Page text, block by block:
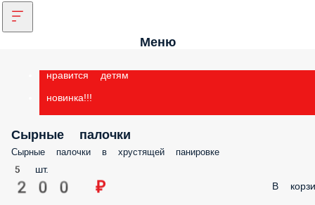
Меню
нравится детям
новинка!!!
Сырные палочки
Сырные палочки в хрустящей панировке
5 шт.
200 ₽ В